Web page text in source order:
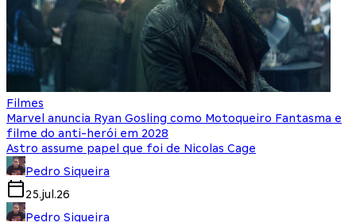
Filmes
Marvel anuncia Ryan Gosling como Motoqueiro Fantasma e
filme do anti-herói em 2028
Astro assume papel que foi de Nicolas Cage
Pedro Siqueira
25.jul.26
Pedro Siqueira